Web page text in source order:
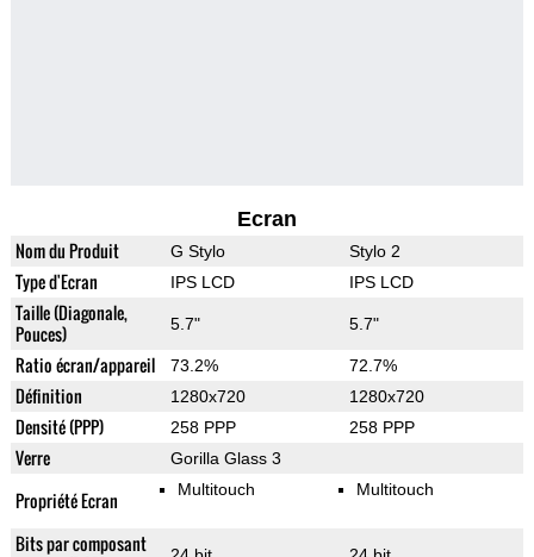
Ecran
Nom du Produit G Stylo Stylo 2
Type d'Ecran IPS LCD IPS LCD
Taille (Diagonale,
Pouces)
5.7" 5.7"
Ratio écran/appareil 73.2% 72.7%
Définition 1280x720 1280x720
Densité (PPP) 258 PPP 258 PPP
Verre Gorilla Glass 3
Propriété Ecran Multitouch Multitouch
Bits par composant